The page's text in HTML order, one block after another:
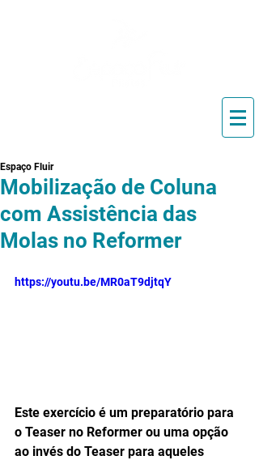
Mobilização de Coluna
com Assistência das
Molas no Reformer
Espaço Fluir
https://youtu.be/MR0aT9djtqY
Este exercício é um preparatório para
o Teaser no Reformer ou uma opção
ao invés do Teaser para aqueles